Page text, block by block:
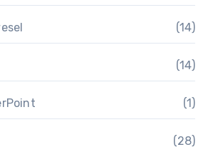
(14)
(14)
(1)
(28)